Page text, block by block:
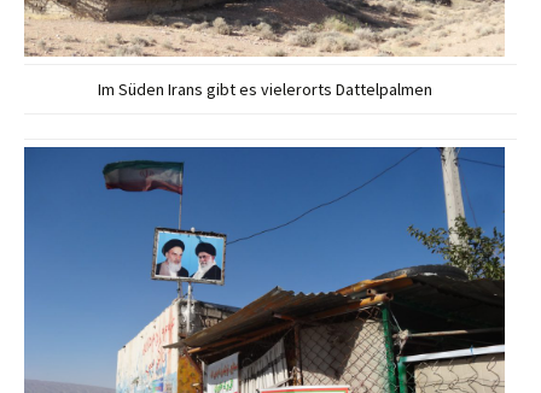
Im Süden Irans gibt es vielerorts Dattelpalmen